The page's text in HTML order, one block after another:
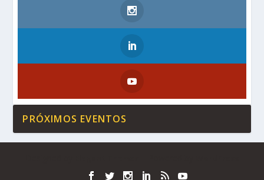
PRÓXIMOS EVENTOS